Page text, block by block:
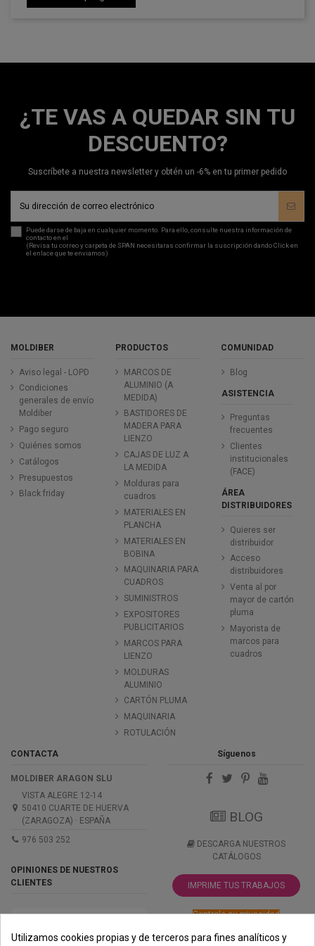
¿TE VAS A QUEDAR SIN TU
DESCUENTO?
Suscríbete a nuestra newsletter y obtén un -6% en tu primer pedido
Puede darse de baja en cualquier momento. Para ello, consulte nuestra información de
contacto en el
(Revisa tu correo y carpeta de SPAN necesitaras confirmar la suscripción dando Click en
el enlace que te enviamos)
MOLDIBER
Aviso legal - LOPD
Condiciones
generales de envío
Moldiber
Pago seguro
Quiénes somos
Catálogos
Presupuestos
Black friday
PRODUCTOS
MARCOS DE
ALUMINIO (A
MEDIDA)
BASTIDORES DE
MADERA PARA
LIENZO
CAJAS DE LUZ A
LA MEDIDA
Molduras para
cuadros
MATERIALES EN
PLANCHA
MATERIALES EN
BOBINA
MAQUINARIA PARA
CUADROS
SUMINISTROS
EXPOSITORES
PUBLICITARIOS
MARCOS PARA
LIENZO
MOLDURAS
ALUMINIO
CARTÓN PLUMA
MAQUINARIA
ROTULACIÓN
COMUNIDAD
Blog
ASISTENCIA
Preguntas
frecuentes
Clientes
institucionales
(FACE)
ÁREA
DISTRIBUIDORES
Quieres ser
distribuidor
Acceso
distribuidores
Venta al por
mayor de cartón
pluma
Mayorista de
marcos para
cuadros
CONTACTA
MOLDIBER ARAGON SLU
VISTA ALEGRE 12-14
50410 CUARTE DE HUERVA
(ZARAGOZA) · ESPAÑA
976 503 252
OPINIONES DE NUESTROS
CLIENTES
Síguenos
BLOG
DESCARGA NUESTROS
CATÁLOGOS
IMPRIME TUS TRABAJOS
Controle su privacidad
Utilizamos cookies propias y de terceros para fines analíticos y